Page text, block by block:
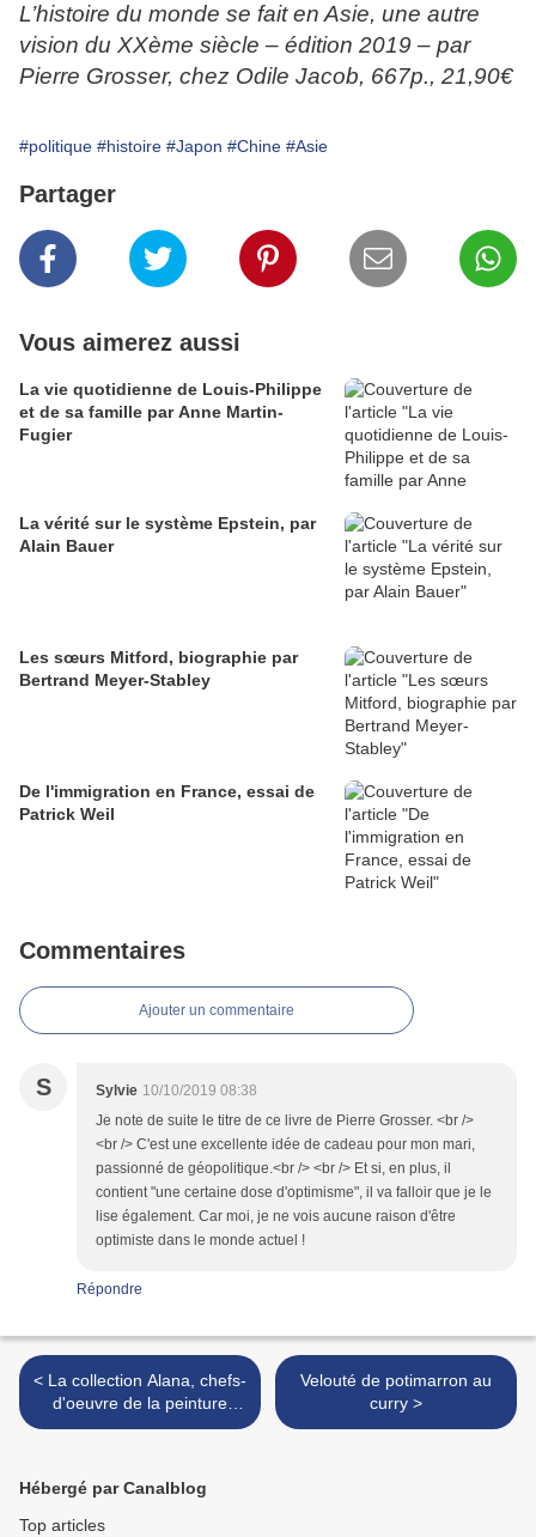
L’histoire du monde se fait en Asie, une autre
vision du XXème siècle – édition 2019 – par
Pierre Grosser, chez Odile Jacob, 667p., 21,90€
#politique #histoire #Japon #Chine #Asie
Partager
Vous aimerez aussi
La vie quotidienne de Louis-Philippe
et de sa famille par Anne Martin-
Fugier
La vérité sur le système Epstein, par
Alain Bauer
Les sœurs Mitford, biographie par
Bertrand Meyer-Stabley
De l'immigration en France, essai de
Patrick Weil
Commentaires
Ajouter un commentaire
S Sylvie 10/10/2019 08:38
Je note de suite le titre de ce livre de Pierre Grosser. <br />
<br /> C'est une excellente idée de cadeau pour mon mari,
passionné de géopolitique.<br /> <br /> Et si, en plus, il
contient "une certaine dose d'optimisme", il va falloir que je le
lise également. Car moi, je ne vois aucune raison d'être
optimiste dans le monde actuel !
Répondre
< La collection Alana, chefs-
d'oeuvre de la peinture
italienne
Velouté de potimarron au
curry >
Hébergé par Canalblog
Top articles